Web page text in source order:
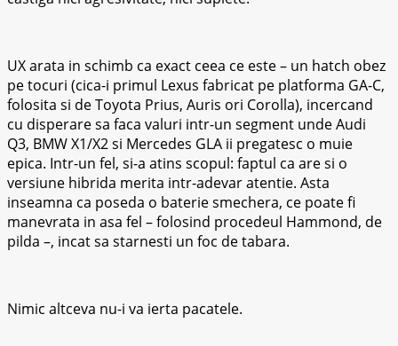
UX arata in schimb ca exact ceea ce este – un hatch obez
pe tocuri (cica-i primul Lexus fabricat pe platforma GA-C,
folosita si de Toyota Prius, Auris ori Corolla), incercand
cu disperare sa faca valuri intr-un segment unde Audi
Q3, BMW X1/X2 si Mercedes GLA ii pregatesc o muie
epica. Intr-un fel, si-a atins scopul: faptul ca are si o
versiune hibrida merita intr-adevar atentie. Asta
inseamna ca poseda o baterie smechera, ce poate fi
manevrata in asa fel – folosind procedeul Hammond, de
pilda –, incat sa starnesti un foc de tabara.
Nimic altceva nu-i va ierta pacatele.